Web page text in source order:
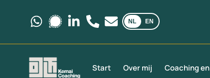
Stuur ons een bericht via WhatsApp.
Stuur ons een bericht via Signal.
Volg ons op LinkedIn.
Bel ons op +31 6 35 69 03 40
Stuur ons een e-mail
NL EN
Start Over mij Coaching